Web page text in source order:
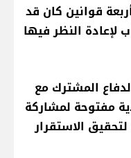
قوانين كان قد
لإعادة النظر فيها
المشترك مع
مفتوحة لمشاركة
الاستقرار